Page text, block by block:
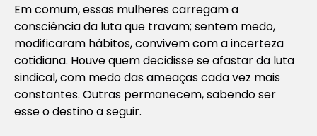
Em comum, essas mulheres carregam a
consciência da luta que travam; sentem medo,
modificaram hábitos, convivem com a incerteza
cotidiana. Houve quem decidisse se afastar da luta
sindical, com medo das ameaças cada vez mais
constantes. Outras permanecem, sabendo ser
esse o destino a seguir.